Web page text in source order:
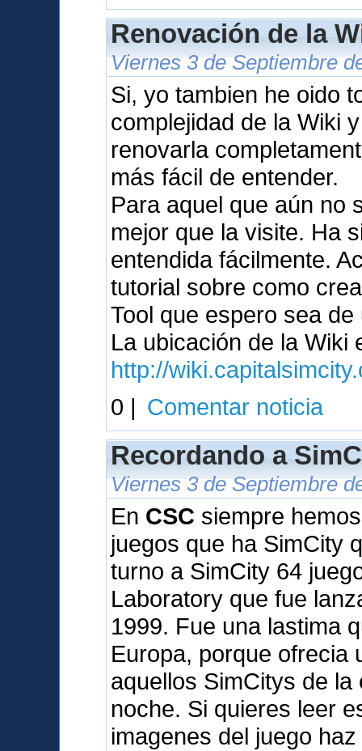
Renovación de la
Viernes 3 de Septiembre
Si, yo tambien he oido
complejidad de la Wiki
renovarla
más fácil de entender.
Para aquel que aún no
mejor que la visite. Ha
entendida fácilmente.
tutorial sobre como
Tool que espero sea de
La ubicación de la Wiki
http://
0 | Comentar noticia
Recordando a
Viernes 3 de Septiembre
En CSC siempre
juegos que ha SimCity
turno a SimCity 64
Laboratory que fue
1999. Fue una lastima
Europa, porque ofrecia
aquellos SimCitys de
noche. Si quieres leer
imagenes del juego